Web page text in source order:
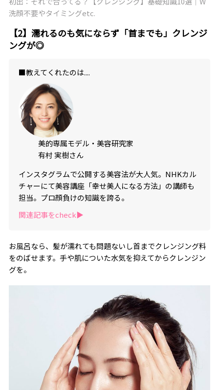
洗顔不要やタイミングetc.
【2】濡れるのも気にならず「首までも」クレンジ
ングが◎
■教えてくれたのは....
美的専属モデル・美容研究家
有村 実樹さん
インスタグラムで公開する美容法が大人気。NHKカル
チャーにて美容講座「幸せ美人になる方法」の講師も
担当。プロ顔負けの知識を誇る。
関連記事をcheck▶︎
お風呂なら、髪が濡れても問題ないし首までクレンジング料
をのばせます。手や肌についた水気を抑えてからクレンジン
グを。